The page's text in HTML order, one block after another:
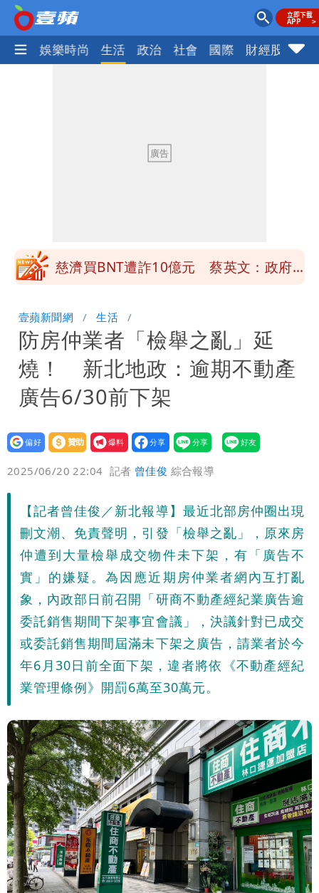
熱門 娛樂時尚 生活 政治 社會 國際 財經股市
很多謹慎判斷當時未被理解
「慈濟別想躲在受害者3字後面」 她：
聲押？交保？複訊後揭曉
慈濟買BNT遭詐10億元 蔡英文：政府
10.6億顧問費決策過程在哪
壹蘋新聞網 生活
防房仲業者「檢舉之亂」延
燒！ 新北地政：逾期不動產
廣告6/30前下架
設為
贊助
我要
爆料
2025/06/20 22:04 記者 曾佳俊 綜合報導
【記者曾佳俊／新北報導】最近北部房仲圈出現
刪文潮、免責聲明，引發「檢舉之亂」，原來房
仲遭到大量檢舉成交物件未下架，有「廣告不
實」的嫌疑。為因應近期房仲業者網內互打亂
象，內政部日前召開「研商不動產經紀業廣告逾
委託銷售期間下架事宜會議」，決議針對已成交
或委託銷售期間屆滿未下架之廣告，請業者於今
年6月30日前全面下架，違者將依《不動產經紀
業管理條例》開罰6萬至30萬元。